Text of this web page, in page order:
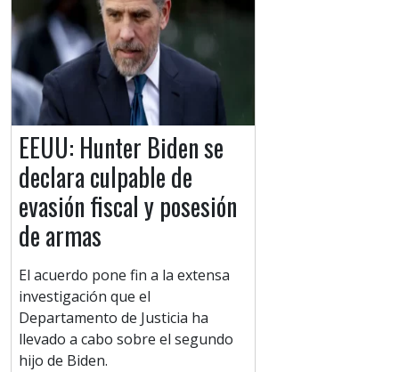
EEUU: Hunter Biden se
declara culpable de
evasión fiscal y posesión
de armas
El acuerdo pone fin a la extensa
investigación que el
Departamento de Justicia ha
llevado a cabo sobre el segundo
hijo de Biden.